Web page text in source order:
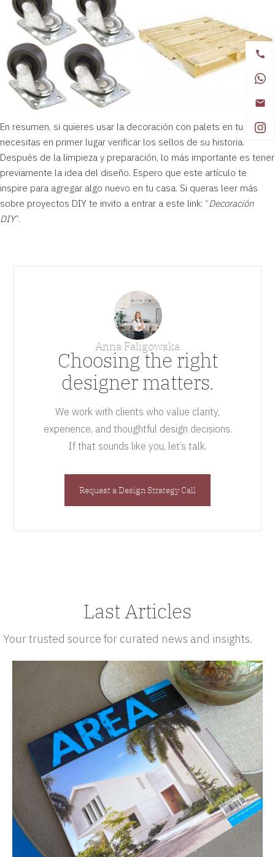
En resumen, si quieres usar la decoración con palets en tu etorno
necesitas en primer lugar verificar los sellos de su historia.
Después de la limpieza y preparación, lo más importante es tener
previamente la idea del diseño. Espero que este artículo te
inspire para agregar algo nuevo en tu casa. Si queras leer más
sobre proyectos DIY te invito a entrar a este link: “Decoración
DIY”.
Anna Faligowska
Choosing the right
designer matters.
We work with clients who value clarity,
experience, and thoughtful design decisions.
If that sounds like you, let’s talk.
Request a Design Strategy Call
Last Articles
Your trusted source for curated news and insights.